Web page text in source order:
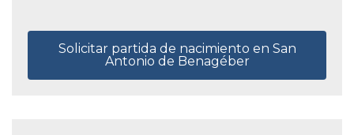
Solicitar partida de nacimiento en San
Antonio de Benagéber